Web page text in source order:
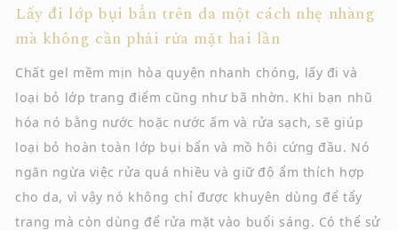
Lấy đi lớp bụi bẩn trên da một cách nhẹ nhàng
mà không cần phải rửa mặt hai lần
Chất gel mềm mịn hòa quyện nhanh chóng, lấy đi và
loại bỏ lớp trang điểm cũng như bã nhờn. Khi bạn nhũ
hóa nó bằng nước hoặc nước ấm và rửa sạch, sẽ giúp
loại bỏ hoàn toàn lớp bụi bẩn và mồ hôi cứng đầu. Nó
ngăn ngừa việc rửa quá nhiều và giữ độ ẩm thích hợp
cho da, vì vậy nó không chỉ được khuyên dùng để tẩy
trang mà còn dùng để rửa mặt vào buổi sáng. Có thể sử